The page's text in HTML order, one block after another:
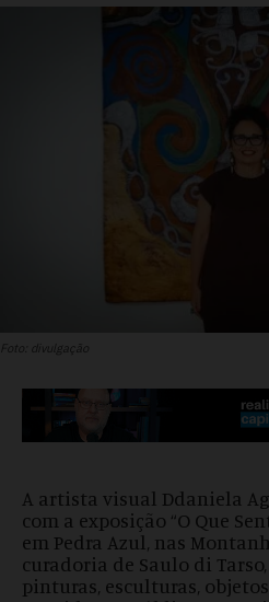
Foto: divulgação
A artista visual Ddaniela
com a exposição “O Que
em Pedra Azul, nas
curadoria de Saulo di
pinturas, esculturas,